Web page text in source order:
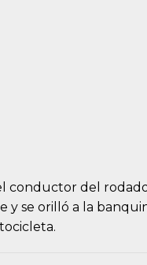
conductor del
y se orilló a la